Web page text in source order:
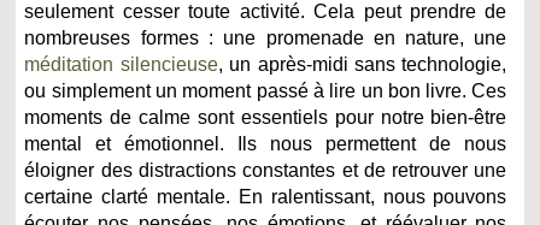
seulement cesser toute activité. Cela peut prendre de
nombreuses formes : une promenade en nature, une
méditation silencieuse, un après-midi sans technologie,
ou simplement un moment passé à lire un bon livre. Ces
moments de calme sont essentiels pour notre bien-être
mental et émotionnel. Ils nous permettent de nous
éloigner des distractions constantes et de retrouver une
certaine clarté mentale. En ralentissant, nous pouvons